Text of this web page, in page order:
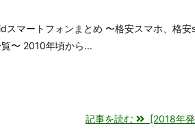
マートフォンまとめ 〜格安スマホ、格安
〜 2010年頃から...
記事を読む [2018年